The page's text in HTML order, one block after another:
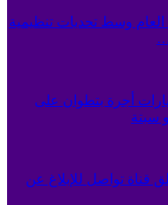
وسط تحديات تنظيمية
أجرة بتطوان على
سبتة
قناة تواصل للإبلاغ عن